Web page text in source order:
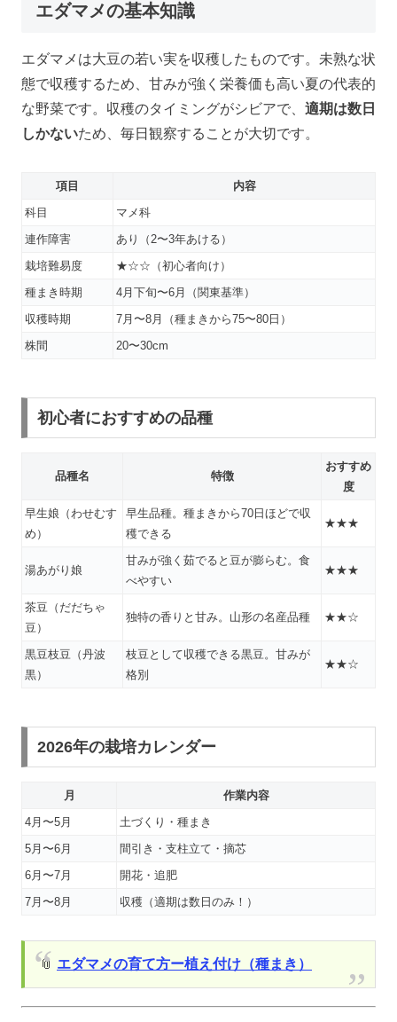
エダマメの基本知識
エダマメは大豆の若い実を収穫したものです。未熟な状
態で収穫するため、甘みが強く栄養価も高い夏の代表的
な野菜です。収穫のタイミングがシビアで、 適期は数日
しかないため、毎日観察することが大切です。
項目
内容
科目
マメ科
連作障害
あり（2〜3年あける）
栽培難易度
★☆☆（初心者向け）
種まき時期
4月下旬〜6月（関東基準）
収穫時期
7月〜8月（種まきから75〜80日）
株間
20〜30cm
初心者におすすめの品種
品種名 特徴
おすすめ
度
早生娘（わせむす
め）
早生品種。種まきから70日ほどで収
穫できる
★★★
湯あがり娘
甘みが強く茹でると豆が膨らむ。食
べやすい
★★★
茶豆（だだちゃ
豆）
独特の香りと甘み。山形の名産品種 ★★☆
黒豆枝豆（丹波
黒）
枝豆として収穫できる黒豆。甘みが
格別
★★☆
2026年の栽培カレンダー
月
作業内容
4月〜5月
土づくり・種まき
5月〜6月
間引き・支柱立て・摘芯
6月〜7月
開花・追肥
7月〜8月
収穫（適期は数日のみ！）
📎 エダマメの育て方ー植え付け（種まき）